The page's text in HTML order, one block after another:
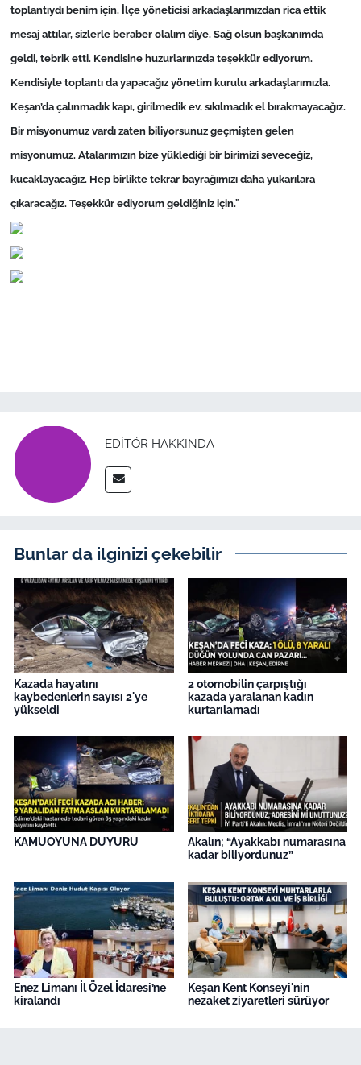
toplantıydı benim için. İlçe yöneticisi arkadaşlarımızdan rica ettik
mesaj attılar, sizlerle beraber olalım diye. Sağ olsun başkanımda
geldi, tebrik etti. Kendisine huzurlarınızda teşekkür ediyorum.
Kendisiyle toplantı da yapacağız yönetim kurulu arkadaşlarımızla.
Keşan’da çalınmadık kapı, girilmedik ev, sıkılmadık el bırakmayacağız.
Bir misyonumuz vardı zaten biliyorsunuz geçmişten gelen
misyonumuz. Atalarımızın bize yüklediği bir birimizi seveceğiz,
kucaklayacağız. Hep birlikte tekrar bayrağımızı daha yukarılara
çıkaracağız. Teşekkür ediyorum geldiğiniz için.”
EDITÖR HAKKINDA
Bunlar da ilginizi çekebilir
Kazada hayatını
kaybedenlerin sayısı 2'ye
yükseldi
2 otomobilin çarpıştığı
kazada yaralanan kadın
kurtarılamadı
KAMUOYUNA DUYURU
Akalın; “Ayakkabı numarasına
kadar biliyordunuz”
Enez Limanı İl Özel İdaresi’ne
kiralandı
Keşan Kent Konseyi'nin
nezaket ziyaretleri sürüyor